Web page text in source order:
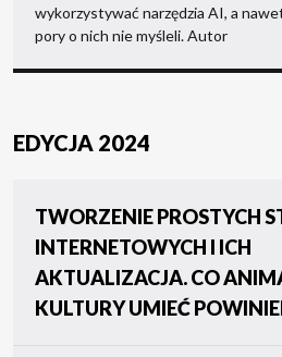
wykorzystywać narzędzia AI, a
pory o nich nie myśleli. Autor
EDYCJA 2024
TWORZENIE PROSTYCH
INTERNETOWYCH I ICH
AKTUALIZACJA. CO
KULTURY UMIEĆ